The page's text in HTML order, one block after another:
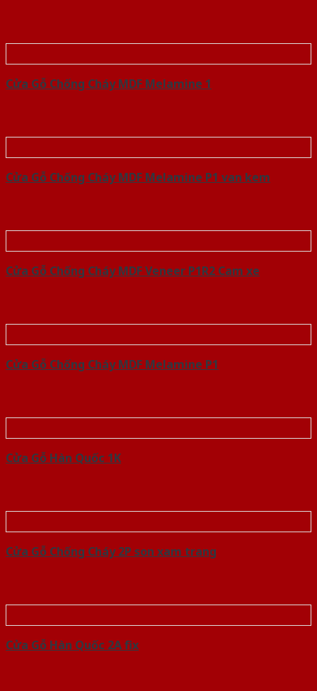
Cửa Gỗ Chống Cháy MDF Melamine 1
Cửa Gỗ Chống Cháy MDF Melamine P1 van kem
Cửa Gỗ Chống Cháy MDF Veneer P1R2 Cam xe
Cửa Gỗ Chống Cháy MDF Melamine P1
Cửa Gỗ Hàn Quốc 1K
Cửa Gỗ Chống Cháy 2P son xam trang
Cửa Gỗ Hàn Quốc 2A fix